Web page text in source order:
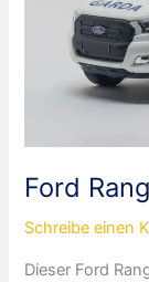
Ford
Schreibe einen
Dieser Ford